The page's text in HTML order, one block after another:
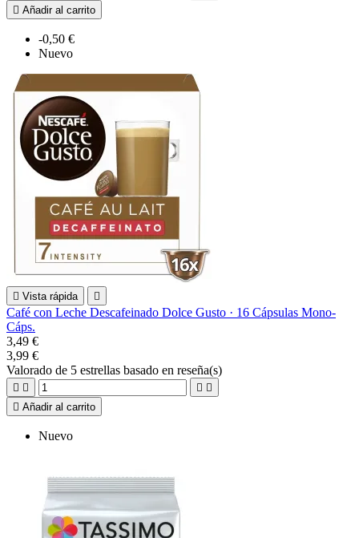
 Añadir al carrito
-0,50 €
Nuevo
 Vista rápida 
Café con Leche Descafeinado Dolce Gusto · 16 Cápsulas Mono-
Cáps.
3,49 €
3,99 €
Valorado de 5 estrellas basado en reseña(s)
   
 Añadir al carrito
Nuevo